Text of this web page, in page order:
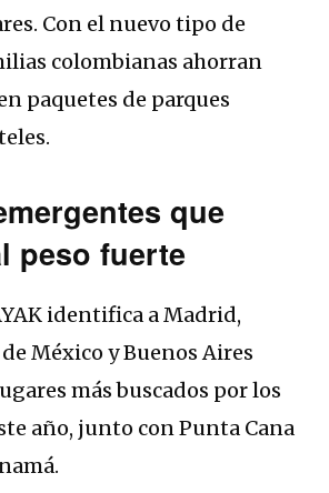
Con el nuevo tipo de
colombianas ahorran
paquetes de parques
que
peso fuerte
identifica a Madrid,
México y Buenos Aires
más buscados por los
año, junto con Punta Cana